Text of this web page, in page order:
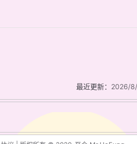
最近更新： 2026/